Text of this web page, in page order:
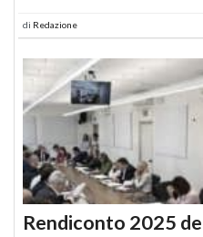
di Redazione
Rendiconto 2025